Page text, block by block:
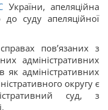
України, апеляційна
до суду апеляційної
пов’язаних з
адміністративних
як адміністративних
округу є
суд, з